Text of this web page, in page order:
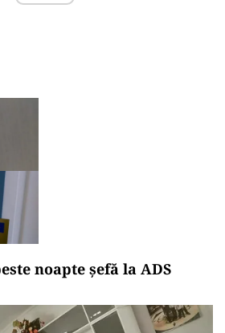
noapte șefă la ADS